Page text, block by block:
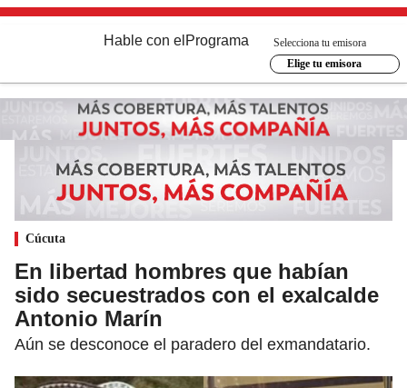
Hable con el Programa
Selecciona tu emisora
Elige tu emisora
Cúcuta
En libertad hombres que habían
sido secuestrados con el exalcalde
Antonio Marín
Aún se desconoce el paradero del exmandatario.